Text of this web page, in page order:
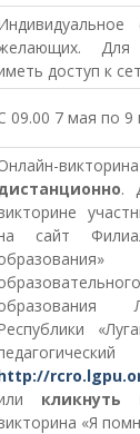
Для
доступ к
09.00 7 мая по 9
.
сайт
«Я